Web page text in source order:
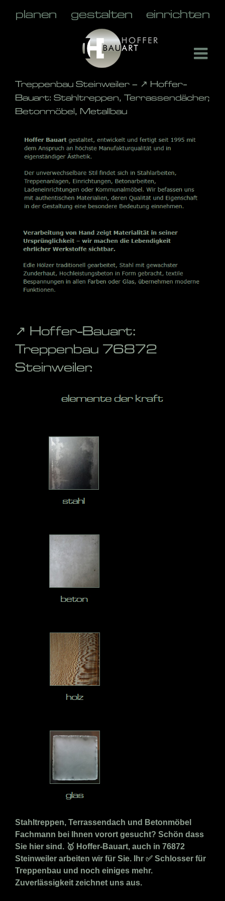
Treppenbau Steinweiler – ↗️ Hoffer-
Bauart: Stahltreppen, Terrassendächer,
Betonmöbel, Metallbau
↗️ Hoffer-Bauart:
Treppenbau 76872
Steinweiler.
Stahltreppen, Terrassendach und Betonmöbel
Fachmann bei Ihnen vorort gesucht? Schön dass
Sie hier sind. 🥇 Hoffer-Bauart, auch in 76872
Steinweiler arbeiten wir für Sie. Ihr ✅ Schlosser für
Treppenbau und noch einiges mehr.
Zuverlässigkeit zeichnet uns aus.